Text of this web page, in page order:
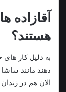
آقازاده
هستند؟
به دلیل کار های
دهند مانند
الان هم در